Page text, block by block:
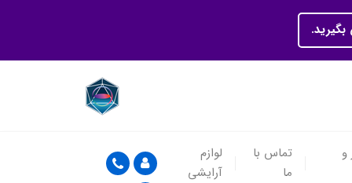
و
تماس با
ما
لوازم
آرایشی